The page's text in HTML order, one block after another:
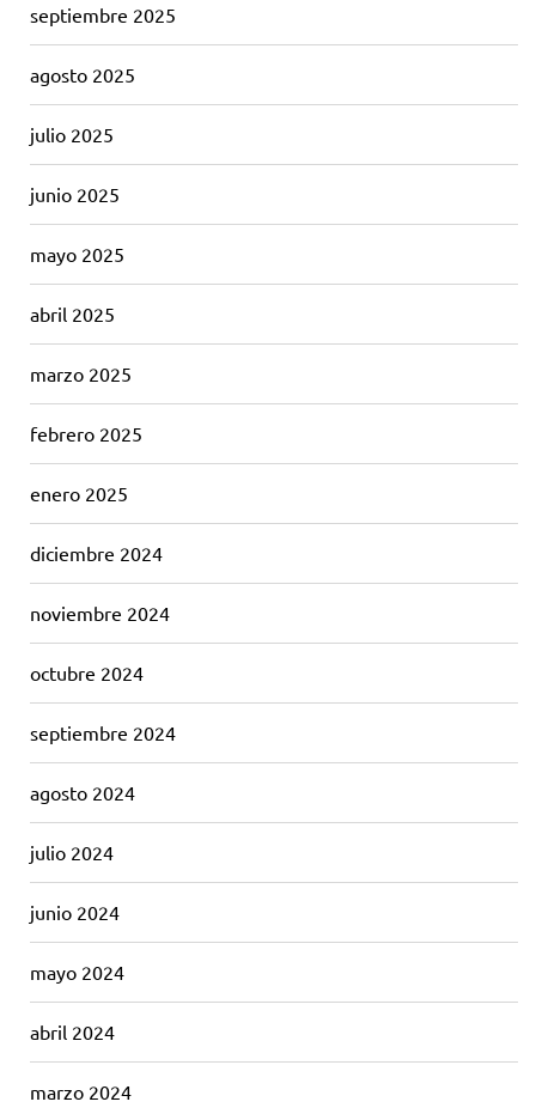
septiembre 2025
agosto 2025
julio 2025
junio 2025
mayo 2025
abril 2025
marzo 2025
febrero 2025
enero 2025
diciembre 2024
noviembre 2024
octubre 2024
septiembre 2024
agosto 2024
julio 2024
junio 2024
mayo 2024
abril 2024
marzo 2024